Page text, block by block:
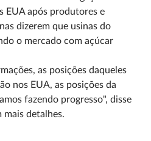
EUA após produtores e
dizerem que usinas do
o mercado com açúcar
as posições daqueles
nos EUA, as posições da
fazendo progresso", disse
mais detalhes.